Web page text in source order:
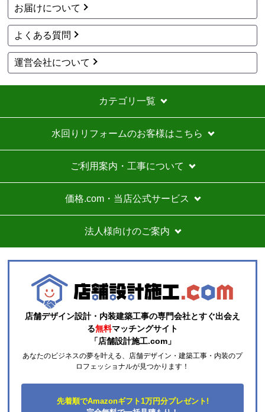
お届けについて
よくある質問
運営会社について
カテゴリ一覧
水回りリフォームのお客様はこちら
ご利用案内・工事について
価格.com・当店公式サービス
法人様向けのご案内
店舗デザイン設計・内装建築工事の専門会社とすぐ出会え
る無料マッチングサイト
「店舗設計施工.com」
あなたのビジネスの夢を叶える、店舗デザイン・建築工事・内装のプ
ロフェッショナルが見つかります！
先着順でAmazonギフト1万円分プレゼント!